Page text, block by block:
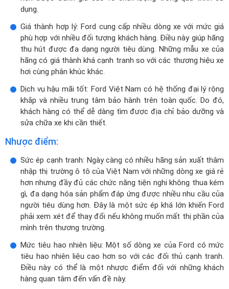
dụng.
Giá thành hợp lý: Ford cung cấp nhiều dòng xe với mức giá
phù hợp với nhiều đối tượng khách hàng. Điều này giúp hãng
thu hút được đa dạng người tiêu dùng. Những mẫu xe của
hãng có giá thành khá cạnh tranh so với các thương hiệu xe
hơi cùng phân khúc khác.
Dịch vụ hậu mãi tốt: Ford Việt Nam có hệ thống đại lý rộng
khắp và nhiều trung tâm bảo hành trên toàn quốc. Do đó,
khách hàng có thể dễ dàng tìm được địa chỉ bảo dưỡng và
sửa chữa xe khi cần thiết.
Nhược điểm:
Sức ép cạnh tranh: Ngày càng có nhiều hãng sản xuất thâm
nhập thị trường ô tô của Việt Nam với những dòng xe giá rẻ
hơn nhưng đầy đủ các chức năng tiện nghi không thua kém
gì, đa dạng hóa sản phẩm đáp ứng được nhiều nhu cầu của
người tiêu dùng hơn. Đây là một sức ép khá lớn khiến Ford
phải xem xét để thay đổi nếu không muốn mất thị phần của
mình trên thương trường.
Mức tiêu hao nhiên liệu: Một số dòng xe của Ford có mức
tiêu hao nhiên liệu cao hơn so với các đối thủ cạnh tranh.
Điều này có thể là một nhược điểm đối với những khách
hàng quan tâm đến vấn đề này.